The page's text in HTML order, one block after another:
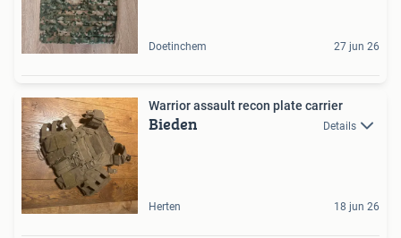
Doetinchem 27 jun 26
Warrior assault recon plate carrier
Bieden Details
Herten 18 jun 26